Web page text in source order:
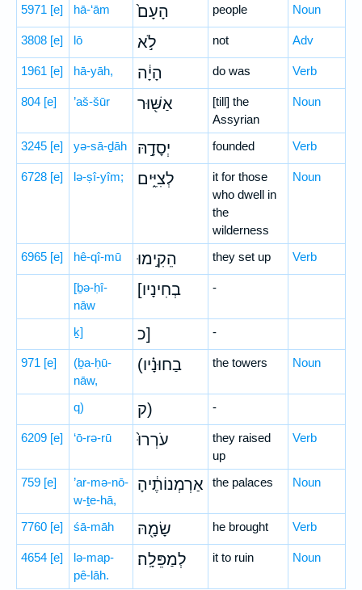
5971 [e] hā-‘ām הָעָם֙ people Noun
3808 [e] lō לֹ֣א not Adv
1961 [e] hā-yāh, הָיָ֔ה do was Verb
804 [e] ’aš-šūr אַשּׁ֖וּר
[till] the
Assyrian
Noun
3245 [e] yə-sā-ḏāh יְסָדָ֣הּ founded Verb
6728 [e] lə-ṣî-yîm; לְצִיִּ֑ים
it for those
who dwell in
the
wilderness
Noun
6965 [e] hê-qî-mū הֵקִ֣ימוּ they set up Verb
[ḇə-ḥî-
nāw
[בְחִינָיו -
ḵ] כ] -
971 [e]
(ḇa-ḥū-
nāw,
(בַחוּנָ֗יו the towers Noun
q) ק) -
6209 [e] ‘ō-rə-rū עֹרְרוּ֙
they raised
up
Verb
759 [e]
’ar-mə-nō-
w-ṯe-hā,
אַרְמְנוֹתֶ֔יהָ the palaces Noun
7760 [e] śā-māh שָׂמָ֖הּ he brought Verb
4654 [e]
lə-map-
pê-lāh.
לְמַפֵּלָֽה׃ it to ruin Noun